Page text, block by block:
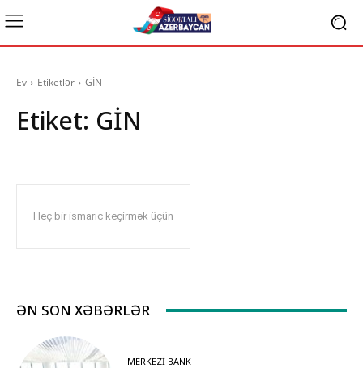
Ev Etiketlər GİN
Etiket: GİN
Heç bir ismarıc keçirmək üçün
ƏN SON XƏBƏRLƏR
MERKEZI BANK